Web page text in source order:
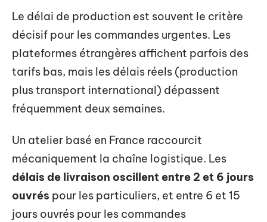
Le délai de production est souvent le critère
décisif pour les commandes urgentes. Les
plateformes étrangères affichent parfois des
tarifs bas, mais les délais réels (production
plus transport international) dépassent
fréquemment deux semaines.
Un atelier basé en France raccourcit
mécaniquement la chaîne logistique. Les
délais de livraison oscillent entre 2 et 6 jours
ouvrés pour les particuliers, et entre 6 et 15
jours ouvrés pour les commandes